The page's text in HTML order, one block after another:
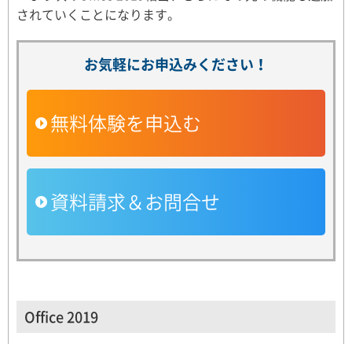
されていくことになります。
お気軽にお申込みください！
無料体験を申込む
資料請求＆お問合せ
Office 2019